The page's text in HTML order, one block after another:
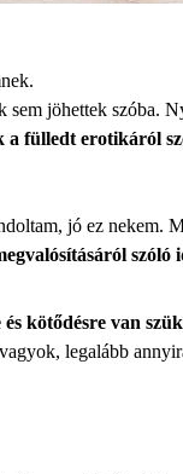
jöhettek szóba.
a fülledt erotikáról
jó ez nekem.
szóló
kötődésre van
legalább